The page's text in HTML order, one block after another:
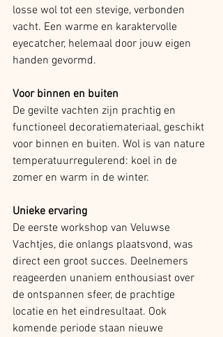
losse wol tot een stevige, verbonden
vacht. Een warme en karaktervolle
eyecatcher, helemaal door jouw eigen
handen gevormd.
Voor binnen en buiten
De gevilte vachten zijn prachtig en
functioneel decoratiemateriaal, geschikt
voor binnen en buiten. Wol is van nature
temperatuurregulerend: koel in de
zomer en warm in de winter.
Unieke ervaring
De eerste workshop van Veluwse
Vachtjes, die onlangs plaatsvond, was
direct een groot succes. Deelnemers
reageerden unaniem enthousiast over
de ontspannen sfeer, de prachtige
locatie en het eindresultaat. Ook
komende periode staan nieuwe